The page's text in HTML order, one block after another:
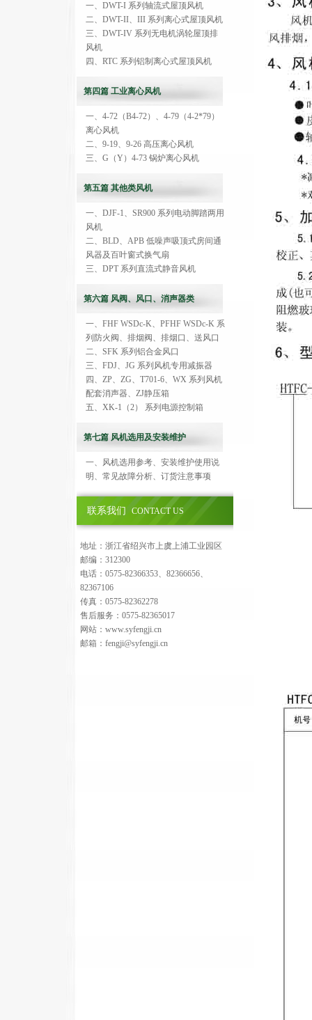
一、DWT-I 系列轴流式屋顶风机
二、DWT-II、III 系列离心式屋顶风机
三、DWT-IV 系列无电机涡轮屋顶排
风机
四、RTC 系列铝制离心式屋顶风机
第四篇 工业离心风机
一、4-72（B4-72）、4-79（4-2*79）
离心风机
二、9-19、9-26 高压离心风机
三、G（Y）4-73 锅炉离心风机
第五篇 其他类风机
一、DJF-1、SR900 系列电动脚踏两用
风机
二、BLD、APB 低噪声吸顶式房间通
风器及百叶窗式换气扇
三、DPT 系列直流式静音风机
第六篇 风阀、风口、消声器类
一、FHF WSDc-K、PFHF WSDc-K 系
列防火阀、排烟阀、排烟口、送风口
二、SFK 系列铝合金风口
三、FDJ、JG 系列风机专用减振器
四、ZP、ZG、T701-6、WX 系列风机
配套消声器、ZJ静压箱
五、XK-1（2） 系列电源控制箱
第七篇 风机选用及安装维护
一、风机选用参考、安装维护使用说
明、常见故障分析、订货注意事项
联系我们CONTACT US
地址：浙江省绍兴市上虞上浦工业园区
邮编：312300
电话：0575-82366353、82366656、
82367106
传真：0575-82362278
售后服务：0575-82365017
网站：www.syfengji.cn
邮箱：fengji@syfengji.cn